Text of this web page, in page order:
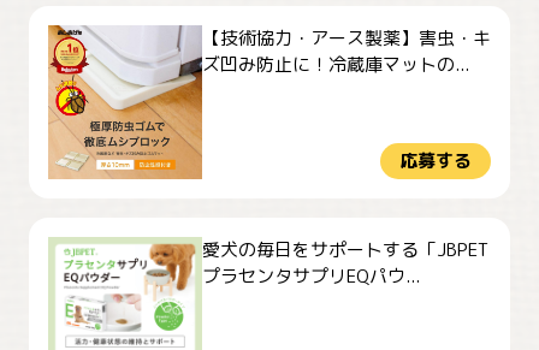
【技術協力・アース製薬】害虫・キ
ズ凹み防止に！冷蔵庫マットの...
応募する
愛犬の毎日をサポートする「JBPET
プラセンタサプリEQパウ...